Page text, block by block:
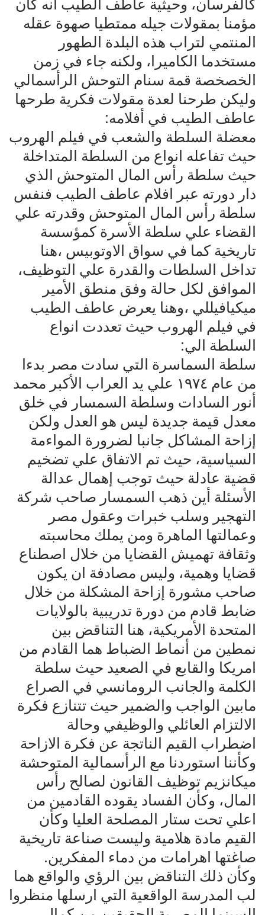
كالفرسان، وحيثية عاطف الطيب انه كان
مؤمنا بمقولات جيله ممتطيا صهوة عقله
المنتمي لتراب هذه البلدة الطهور
مستخدما الكاميرا، ولكنه جاء في زمن
الخصخصة قمة سنام التوحش الرأسمالي
وليكن طرحنا لعدة مقولات فكرية طرحها
عاطف الطيب في أفلامه:
معضلة السلطة والشعب في فيلم الهروب
حيث تفاعله انواع من السلطة المتداخلة
حيث سلطة رأس المال المتوحش الذي
دار دورته عبر افلام عاطف الطيب فنفس
سلطة رأس المال المتوحش وقدرته علي
القضاء علي سلطة الأسرة كمؤسسة
تاريخية كما في سواق الاوتوبيس ،هنا
تداخل السلطات والقدرة علي التوظيف،
الموافق لكل حالة وفق منطق الأمير
ميكيافيللي ،وهنا يعرض عاطف الطيب
في فيلم الهروب حيث تعددت انواع
السلطة الي:
سلطة السماسرة التي سادت مصر بدءا
من عام ١٩٧٤ علي يد العراب الأكبر محمد
أنور السادات وسلطة السمسار في خلق
معدل قيمة جديدة ليس هو العدل ولكن
إزاحة المشاكل جانبا لضرورة المواءمة
السياسية، حيث تم الاتفاق علي تضخيم
قضية عادلة حيث توجب إهمال عدالة
الأسئلة أين ذهب السمسار صاحب شركة
التهجير وسلب خبرات وعقول مصر
وعمالتها الماهرة ومن يملك محاسبته
وثقافة تهميش القضايا من خلال اصطناع
قضايا وهمية، وليس مصادفة ان يكون
صاحب مشورة إزاحة المشكلة من خلال
ضابط قادم من دورة تدريبية بالولايات
المتحدة الأمريكية، هنا التناقض بين
نمطين من أنماط الضباط هما القادم من
امريكا والقابع في الصعيد حيث سلطة
الكلمة والجانب الرومانسي في الصراع
مابين الواجب والضمير حيث تتنازع فكرة
الالتزام العائلي والوظيفي وحالة
اضطراب القيم الناتجة عن فكرة الازاحة
وكأننا استوردنا مع الرأسمالية المتوحشة
ميكانزيم توظيف القانون لصالح رأس
المال، وكأن الفساد يقوده القادمين من
اعلي تحت ستار المصلحة العليا وكأن
القيم مادة هلامية وليست صناعة تاريخية
صاغتها اهرامات من دماء المفكرين.
وكأن ذلك التناقض بين الرؤي والواقع هما
لب المدرسة الواقعية التي ارسلها منظروا